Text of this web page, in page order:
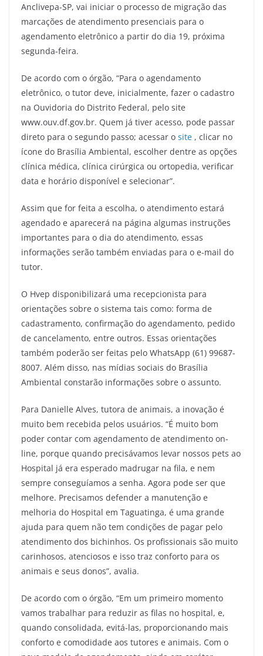
Anclivepa-SP, vai iniciar o processo de migração das
marcações de atendimento presenciais para o
agendamento eletrônico a partir do dia 19, próxima
segunda-feira.
De acordo com o órgão, “Para o agendamento
eletrônico, o tutor deve, inicialmente, fazer o cadastro
na Ouvidoria do Distrito Federal, pelo site
www.ouv.df.gov.br. Quem já tiver acesso, pode passar
direto para o segundo passo; acessar o site , clicar no
ícone do Brasília Ambiental, escolher dentre as opções
clínica médica, clínica cirúrgica ou ortopedia, verificar
data e horário disponível e selecionar”.
Assim que for feita a escolha, o atendimento estará
agendado e aparecerá na página algumas instruções
importantes para o dia do atendimento, essas
informações serão também enviadas para o e-mail do
tutor.
O Hvep disponibilizará uma recepcionista para
orientações sobre o sistema tais como: forma de
cadastramento, confirmação do agendamento, pedido
de cancelamento, entre outros. Essas orientações
também poderão ser feitas pelo WhatsApp (61) 99687-
8007. Além disso, nas mídias sociais do Brasília
Ambiental constarão informações sobre o assunto.
Para Danielle Alves, tutora de animais, a inovação é
muito bem recebida pelos usuários. “É muito bom
poder contar com agendamento de atendimento on-
line, porque quando precisávamos levar nossos pets ao
Hospital já era esperado madrugar na fila, e nem
sempre conseguíamos a senha. Agora pode ser que
melhore. Precisamos defender a manutenção e
melhoria do Hospital em Taguatinga, é uma grande
ajuda para quem não tem condições de pagar pelo
atendimento dos bichinhos. Os profissionais são muito
carinhosos, atenciosos e isso traz conforto para os
animais e seus donos”, avalia.
De acordo com o órgão, “Em um primeiro momento
vamos trabalhar para reduzir as filas no hospital, e,
quando consolidada, evitá-las, proporcionando mais
conforto e comodidade aos tutores e animais. Com o